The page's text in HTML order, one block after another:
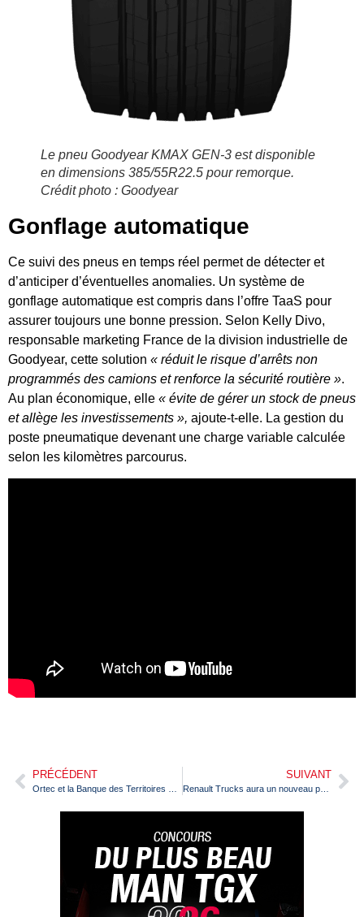
Le pneu Goodyear KMAX GEN-3 est disponible
en dimensions 385/55R22.5 pour remorque.
Crédit photo : Goodyear
Gonflage automatique
Ce suivi des pneus en temps réel permet de détecter et
d’anticiper d’éventuelles anomalies. Un système de
gonflage automatique est compris dans l’offre TaaS pour
assurer toujours une bonne pression. Selon Kelly Divo,
responsable marketing France de la division industrielle de
Goodyear, cette solution « réduit le risque d’arrêts non
programmés des camions et renforce la sécurité routière ».
Au plan économique, elle « évite de gérer un stock de pneus
et allège les investissements », ajoute-t-elle. La gestion du
poste pneumatique devenant une charge variable calculée
selon les kilomètres parcourus.
PRÉCÉDENT SUIVANT
Renault Trucks aura un nouveau président à partir du 1er novembre